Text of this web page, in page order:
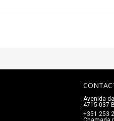
Avenida
4715-037
+351 253